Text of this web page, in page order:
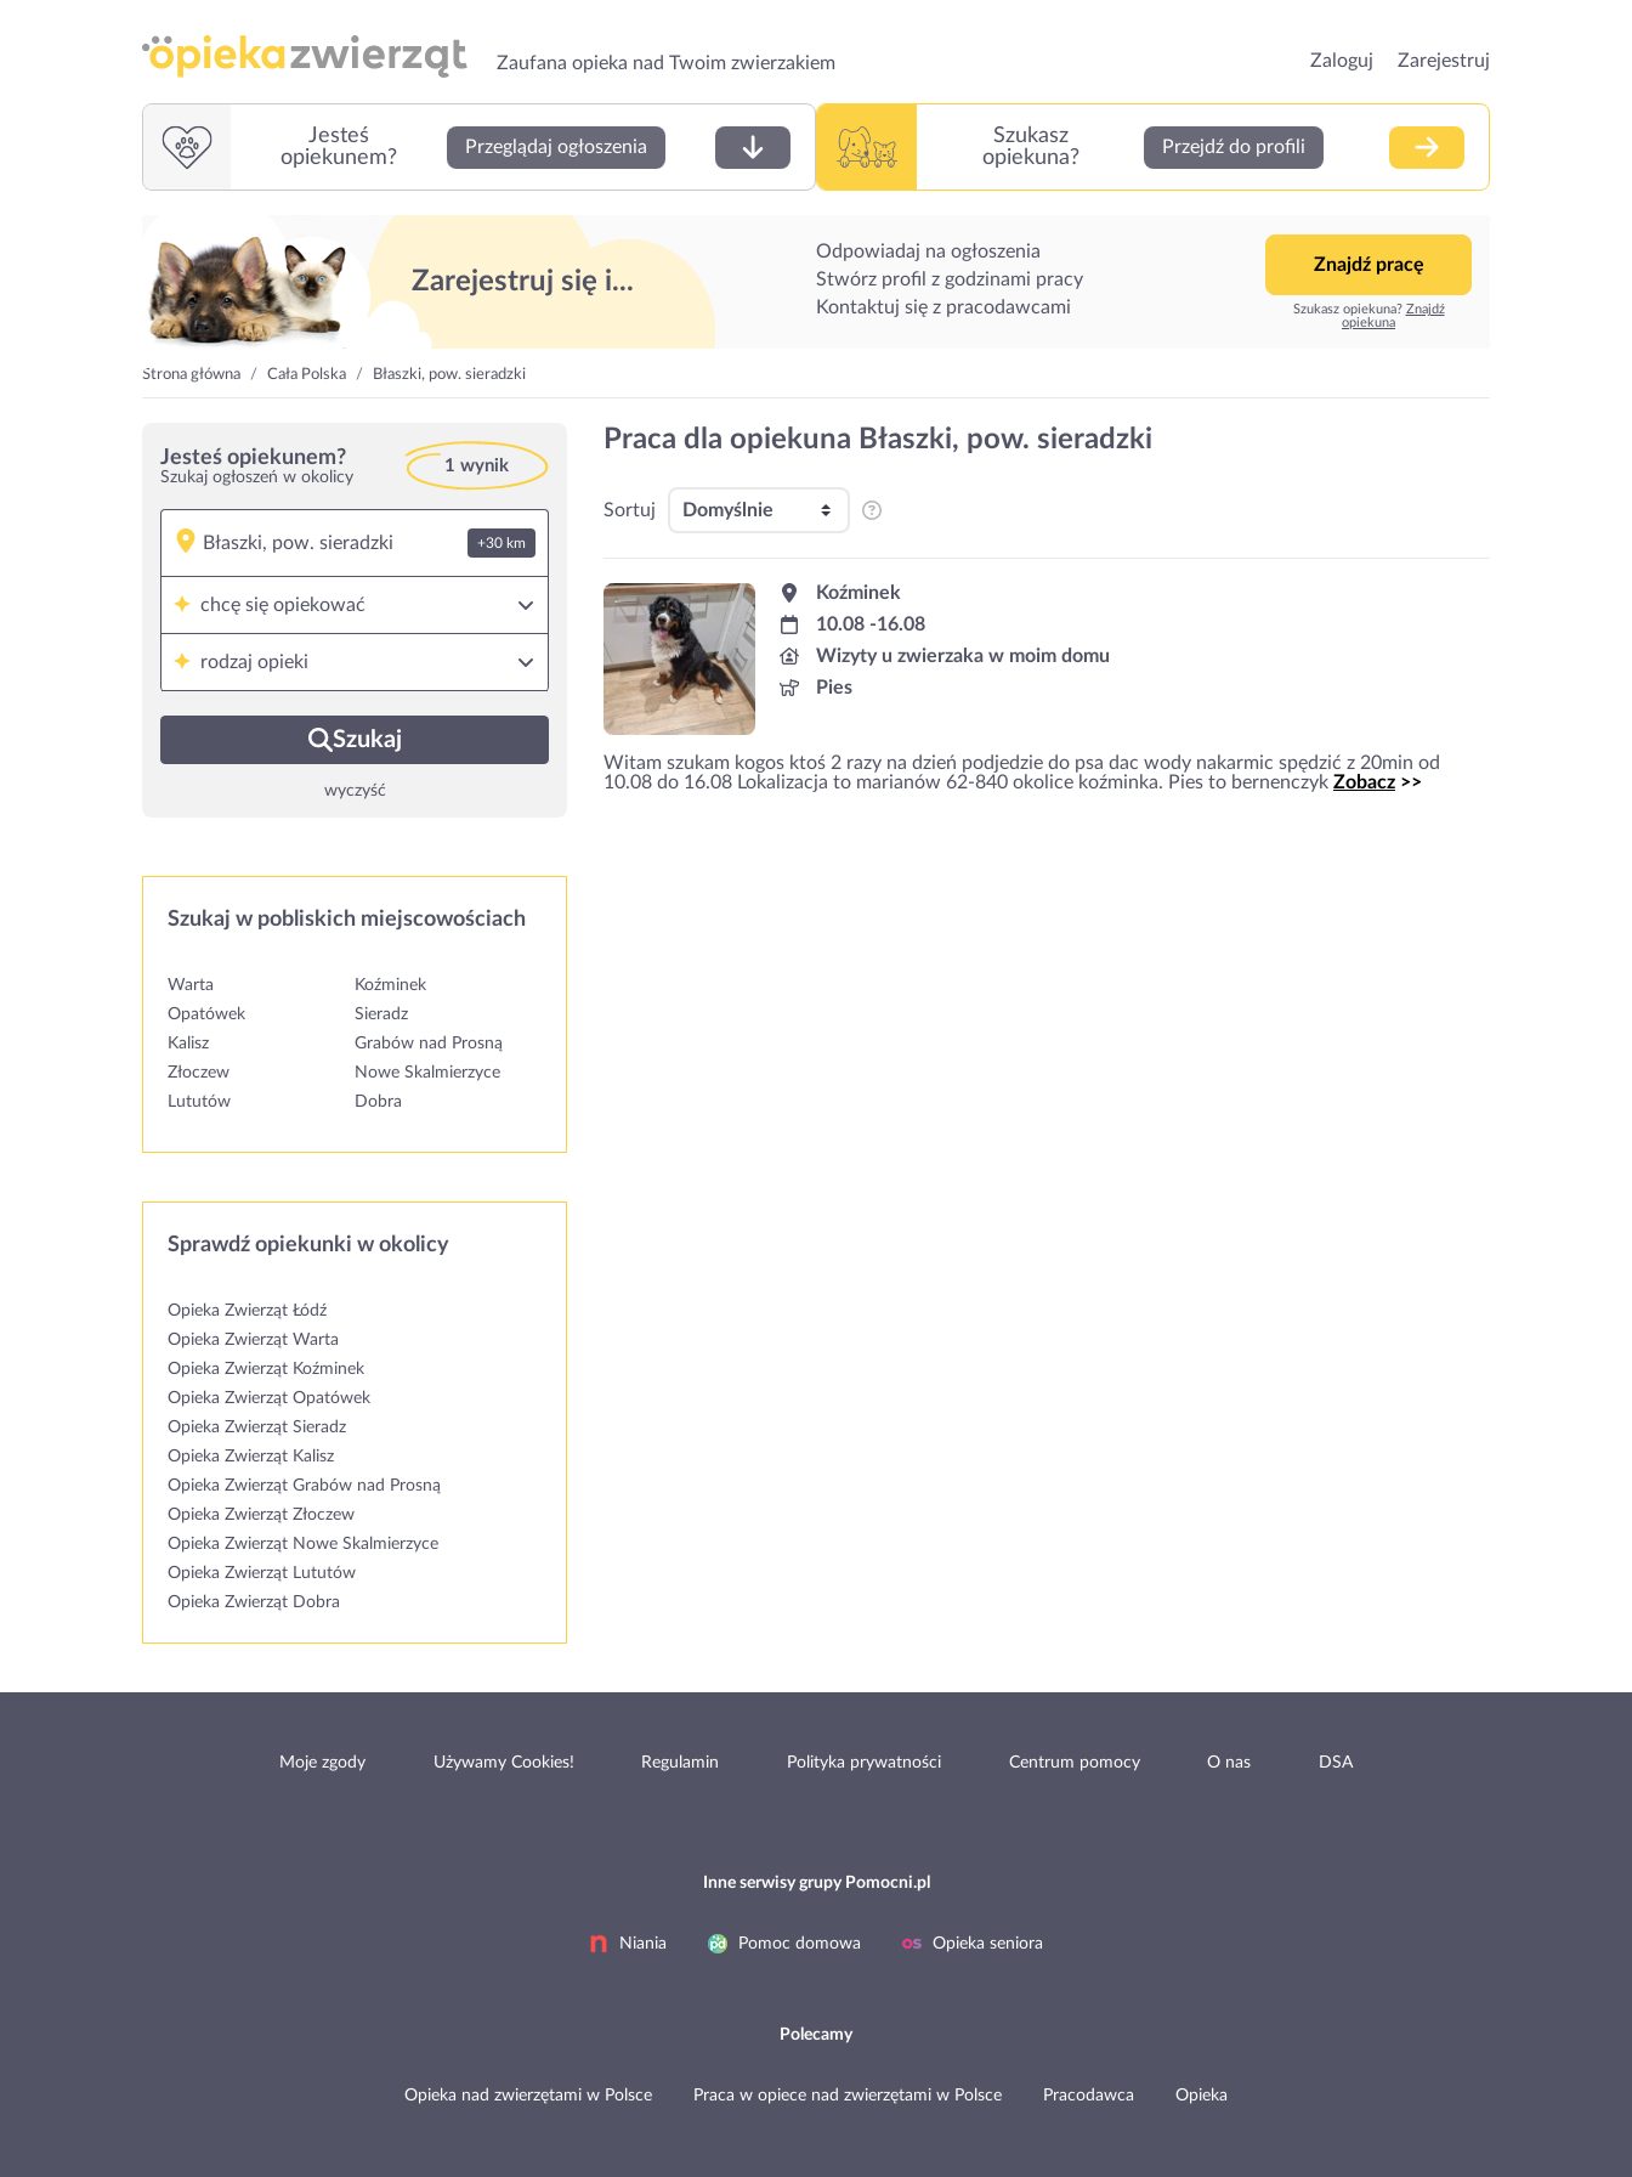
Zaufana opieka nad Twoim zwierzakiem Zaloguj Zarejestruj
Jesteś
opiekunem?
Przeglądaj ogłoszenia
Szukasz
opiekuna?
Przejdź do profili
Zarejestruj się i...
Odpowiadaj na ogłoszenia
Stwórz profil z godzinami pracy
Kontaktuj się z pracodawcami
Znajdź pracę
Szukasz opiekuna? Znajdź
opiekuna
Strona główna Cała Polska Błaszki, pow. sieradzki
Jesteś opiekunem?
Szukaj ogłoszeń w okolicy
1 wynik
+30 km
chcę się opiekować
rodzaj opieki
Szukaj
wyczyść
Szukaj w pobliskich miejscowościach
Warta
Koźminek
Opatówek
Sieradz
Kalisz
Grabów nad Prosną
Złoczew
Nowe Skalmierzyce
Lututów
Dobra
Sprawdź opiekunki w okolicy
Opieka Zwierząt Łódź
Opieka Zwierząt Warta
Opieka Zwierząt Koźminek
Opieka Zwierząt Opatówek
Opieka Zwierząt Sieradz
Opieka Zwierząt Kalisz
Opieka Zwierząt Grabów nad Prosną
Opieka Zwierząt Złoczew
Opieka Zwierząt Nowe Skalmierzyce
Opieka Zwierząt Lututów
Opieka Zwierząt Dobra
Praca dla opiekuna Błaszki, pow. sieradzki
Sortuj
Koźminek
10.08 -16.08
Wizyty u zwierzaka w moim domu
Pies
Witam szukam kogos ktoś 2 razy na dzień podjedzie do psa dac wody nakarmic spędzić z 20min od
10.08 do 16.08 Lokalizacja to marianów 62-840 okolice koźminka. Pies to bernenczyk Zobacz >>
Moje zgody Używamy Cookies! Regulamin Polityka prywatności Centrum pomocy O nas DSA
Inne serwisy grupy Pomocni.pl
Niania Pomoc domowa Opieka seniora
Polecamy
Opieka nad zwierzętami w Polsce Praca w opiece nad zwierzętami w Polsce Pracodawca Opieka